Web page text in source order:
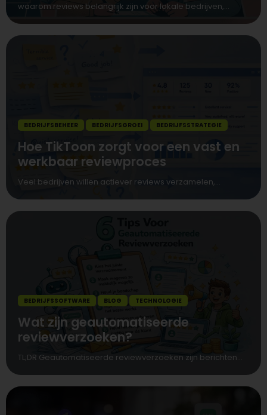
waarom reviews belangrijk zijn voor lokale bedrijven,...
BEDRIJFSBEHEER BEDRIJFSGROEI BEDRIJFSSTRATEGIE
Hoe TikToon zorgt voor een vast en
werkbaar reviewproces
Veel bedrijven willen actiever reviews verzamelen,...
BEDRIJFSSOFTWARE BLOG TECHNOLOGIE
Wat zijn geautomatiseerde
reviewverzoeken?
TL;DR Geautomatiseerde reviewverzoeken zijn berichten...